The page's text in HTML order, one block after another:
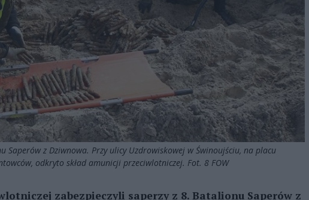
Saperów z Dziwnowa. Przy ulicy Uzdrowiskowej w Świnoujściu, na placu
odkryto skład amunicji przeciwlotniczej. Fot. 8 FOW
zabezpieczyli saperzy z 8. Batalionu Saperów z